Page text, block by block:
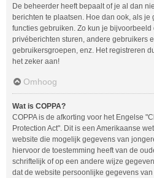
De beheerder heeft bepaalt of je al dan
berichten te plaatsen. Hoe dan ook, als
functies gebruiken. Zo kun je
privéberichten sturen, andere gebruikers
gebruikersgroepen, enz. Het registreren
het zeker aan!
Omhoog
Wat is COPPA?
COPPA is de afkorting voor het Engelse
Protection Act". Dit is een Amerikaanse
website die mogelijk gegevens van
hiervoor de toestemming heeft van de
schriftelijk of op een andere wijze
dat de website persoonlijke gegevens